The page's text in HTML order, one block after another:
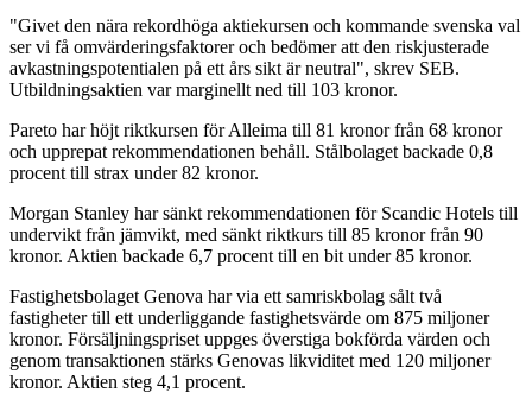
"Givet den nära rekordhöga aktiekursen och kommande svenska val
ser vi få omvärderingsfaktorer och bedömer att den riskjusterade
avkastningspotentialen på ett års sikt är neutral", skrev SEB.
Utbildningsaktien var marginellt ned till 103 kronor.
Pareto har höjt riktkursen för Alleima till 81 kronor från 68 kronor
och upprepat rekommendationen behåll. Stålbolaget backade 0,8
procent till strax under 82 kronor.
Morgan Stanley har sänkt rekommendationen för Scandic Hotels till
undervikt från jämvikt, med sänkt riktkurs till 85 kronor från 90
kronor. Aktien backade 6,7 procent till en bit under 85 kronor.
Fastighetsbolaget Genova har via ett samriskbolag sålt två
fastigheter till ett underliggande fastighetsvärde om 875 miljoner
kronor. Försäljningspriset uppges överstiga bokförda värden och
genom transaktionen stärks Genovas likviditet med 120 miljoner
kronor. Aktien steg 4,1 procent.